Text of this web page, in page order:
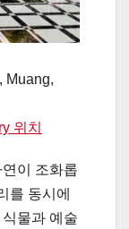
Muang,
위치
이 조화롭
를 동시에
물과 예술